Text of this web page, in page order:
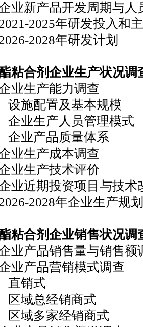
新产品开发周期与人
2025年研发投入和
2028年研发计划
粘合剂企业生产状况调
生产能力调查
配置及基本规模
生产人员管理模式
产品质量体系
生产成本调查
生产技术评价
近期投资项目与技术
2028年企业生产规划
粘合剂企业销售状况调
产品销售量与销售额
产品营销模式调查
式
总经销商式
多家经销商式